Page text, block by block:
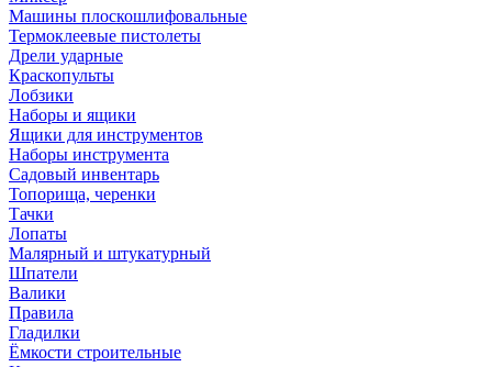
Машины плоскошлифовальные
Термоклеевые пистолеты
Дрели ударные
Краскопульты
Лобзики
Наборы и ящики
Ящики для инструментов
Наборы инструмента
Садовый инвентарь
Топорища, черенки
Тачки
Лопаты
Малярный и штукатурный
Шпатели
Валики
Правила
Гладилки
Ёмкости строительные